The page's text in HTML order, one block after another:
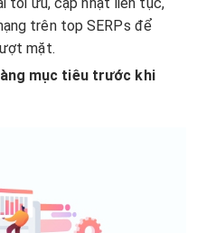
trên top SERPs để
mặt.
mục tiêu trước khi